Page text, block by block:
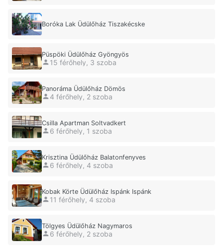
Boróka Lak Üdülőház Tiszakécske
Püspöki Üdülőház Gyöngyös
15 férőhely, 3 szoba
Panoráma Üdülőház Dömös
4 férőhely, 2 szoba
Csilla Apartman Soltvadkert
6 férőhely, 1 szoba
Krisztina Üdülőház Balatonfenyves
6 férőhely, 4 szoba
Kobak Körte Üdülőház Ispánk Ispánk
11 férőhely, 4 szoba
Tölgyes Üdülőház Nagymaros
6 férőhely, 2 szoba